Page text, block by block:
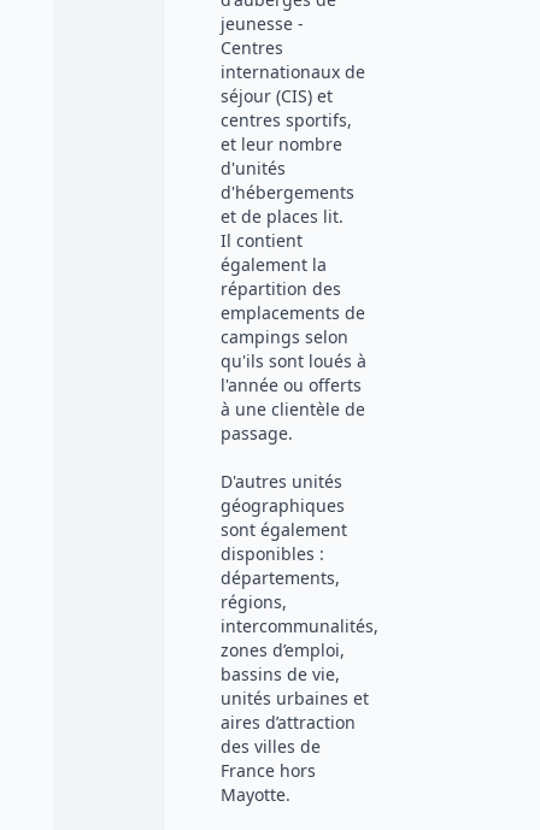
jeunesse -
Centres
internationaux de
séjour (CIS) et
centres sportifs,
et leur nombre
d'unités
d'hébergements
et de places lit.
Il contient
également la
répartition des
emplacements de
campings selon
qu'ils sont loués à
l'année ou offerts
à une clientèle de
passage.
D'autres unités
géographiques
sont également
disponibles :
départements,
régions,
intercommunalités,
zones d’emploi,
bassins de vie,
unités urbaines et
aires d’attraction
des villes de
France hors
Mayotte.